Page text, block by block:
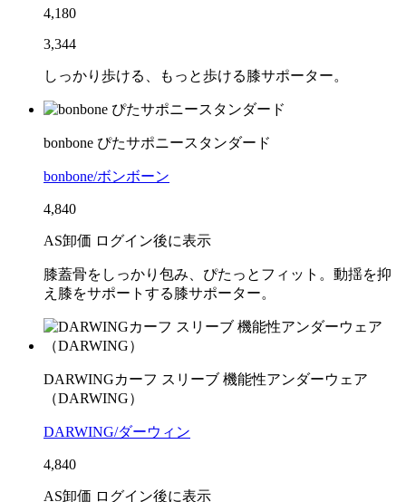
4,180
3,344
しっかり歩ける、もっと歩ける膝サポーター。
bonbone ぴたサポニースタンダード
bonbone/ボンボーン
4,840
AS卸価 ログイン後に表示
膝蓋骨をしっかり包み、ぴたっとフィット。動揺を抑
え膝をサポートする膝サポーター。
DARWINGカーフ スリーブ 機能性アンダーウェア
（DARWING）
DARWING/ダーウィン
4,840
AS卸価 ログイン後に表示